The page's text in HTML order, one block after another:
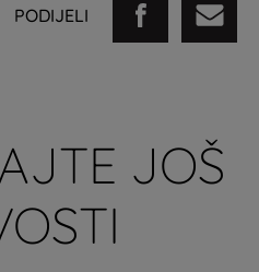
PODIJELI
JOŠ